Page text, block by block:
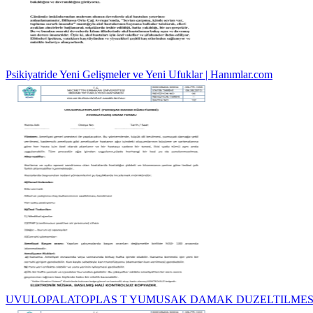
Psikiyatride Yeni Gelişmeler ve Yeni Ufuklar | Hanımlar.com
UVULOPALATOPLAS T YUMUSAK DAMAK